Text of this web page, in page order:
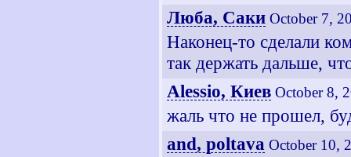
Люба, Саки October 7,
Наконец-то сделали
так держать дальше,
Alessio, Киев October 8,
жаль что не прошел,
and, poltava October 10,